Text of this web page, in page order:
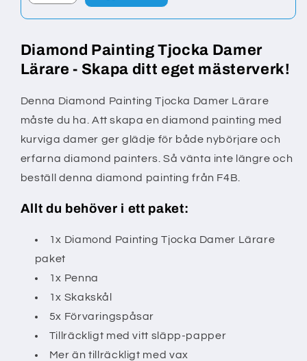
Diamond Painting Tjocka Damer
Lärare - Skapa ditt eget mästerverk!
Denna Diamond Painting Tjocka Damer Lärare
måste du ha. Att skapa en diamond painting med
kurviga damer ger glädje för både nybörjare och
erfarna diamond painters. Så vänta inte längre och
beställ denna diamond painting från F4B.
Allt du behöver i ett paket:
1x Diamond Painting Tjocka Damer Lärare
paket
1x Penna
1x Skakskål
5x Förvaringspåsar
Tillräckligt med vitt släpp-papper
Mer än tillräckligt med vax